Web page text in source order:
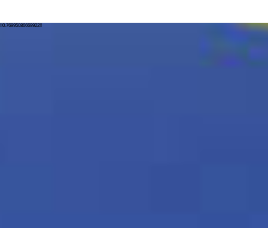
!!0.76995086669922!!